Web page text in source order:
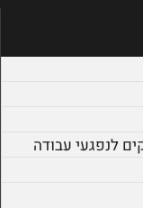
לנפגעי עבודה